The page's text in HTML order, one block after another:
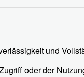
und
oder der